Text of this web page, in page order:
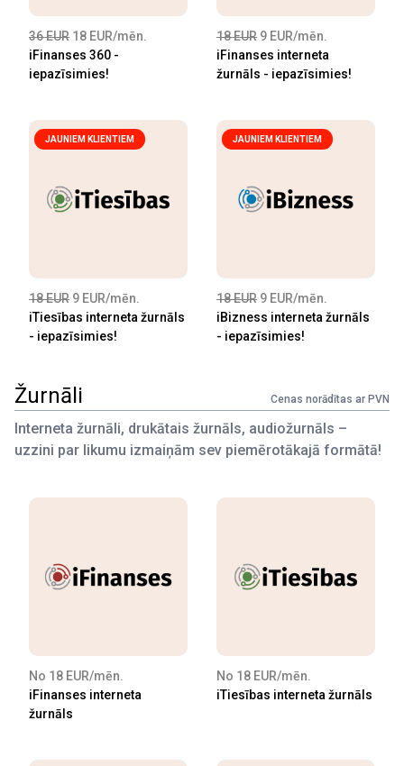
36 EUR 18 EUR/mēn.
iFinanses 360 -
iepazīsimies!
18 EUR 9 EUR/mēn.
iFinanses interneta
žurnāls - iepazīsimies!
JAUNIEM KLIENTIEM
18 EUR 9 EUR/mēn.
iTiesības interneta žurnāls
- iepazīsimies!
JAUNIEM KLIENTIEM
18 EUR 9 EUR/mēn.
iBizness interneta žurnāls
- iepazīsimies!
Žurnāli Cenas norādītas ar PVN
Interneta žurnāli, drukātais žurnāls, audiožurnāls –
uzzini par likumu izmaiņām sev piemērotākajā formātā!
No 18 EUR/mēn.
iFinanses interneta
žurnāls
No 18 EUR/mēn.
iTiesības interneta žurnāls